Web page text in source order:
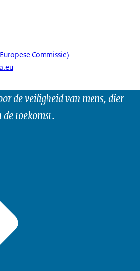
Commissie)
de veiligheid van mens, dier
toekomst.